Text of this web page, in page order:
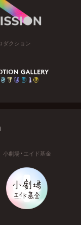
ダクション
小劇場・エイド基金